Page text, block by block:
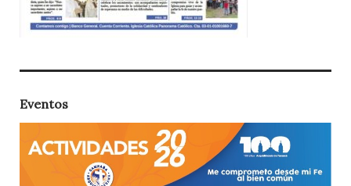
Eventos